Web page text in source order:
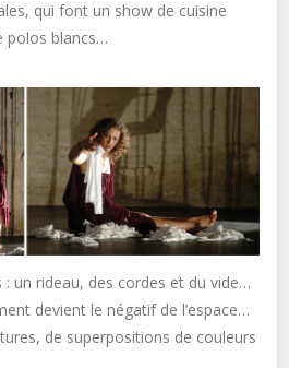
qui font un show de cuisine
polos blancs…
: un rideau, des cordes et du vide…
devient le négatif de l’espace…
de superpositions de couleurs